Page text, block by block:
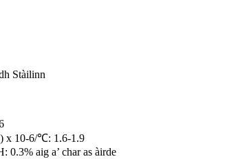
Stàilinn
x 10-6/℃: 1.6-1.9
aig a’ char as àirde